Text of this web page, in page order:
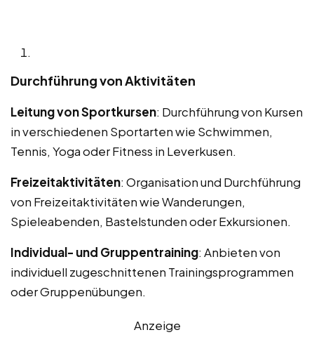
Durchführung von Aktivitäten
Leitung von Sportkursen: Durchführung von Kursen
in verschiedenen Sportarten wie Schwimmen,
Tennis, Yoga oder Fitness in Leverkusen.
Freizeitaktivitäten: Organisation und Durchführung
von Freizeitaktivitäten wie Wanderungen,
Spieleabenden, Bastelstunden oder Exkursionen.
Individual- und Gruppentraining: Anbieten von
individuell zugeschnittenen Trainingsprogrammen
oder Gruppenübungen.
Anzeige